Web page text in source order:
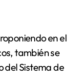
en el
también se
del Sistema de